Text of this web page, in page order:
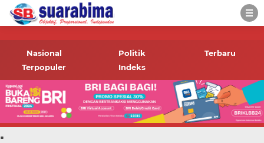
-->
informasi terbaru tentang
Bima dan daerah sekitar
Nasional Politik
Terbaru
Terpopuler
Indeks
.